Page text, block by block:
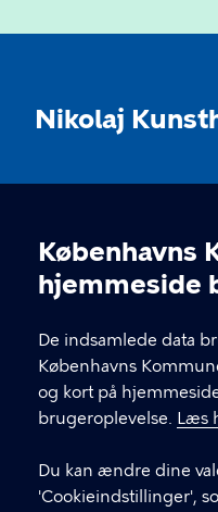
Københavns
hjemmeside
De indsamlede data
Københavns
og kort på
brugeroplevelse. Læs
Du kan ændre dine
'Cookieindstillinger',
Nikolaj
Nikolaj Plads 10,
EAN:
LINKS
Kontakt